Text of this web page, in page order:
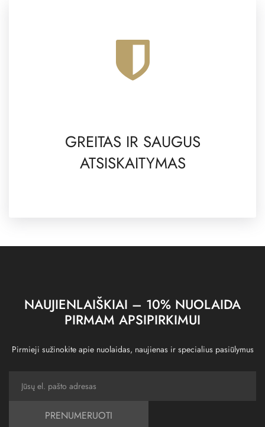
GREITAS IR SAUGUS
ATSISKAITYMAS
NAUJIENLAIŠKIAI – 10% NUOLAIDA
PIRMAM APSIPIRKIMUI
Pirmieji sužinokite apie nuolaidas, naujienas ir specialius pasiūlymus
PRENUMERUOTI